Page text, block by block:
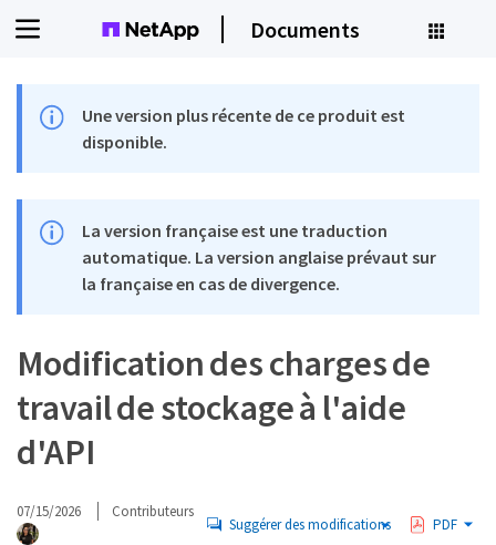
Documents
Une version plus récente de ce produit est
disponible.
La version française est une traduction
automatique. La version anglaise prévaut sur
la française en cas de divergence.
Modification des charges de
travail de stockage à l'aide
d'API
07/15/2026 Contributeurs
Suggérer des modifications PDF